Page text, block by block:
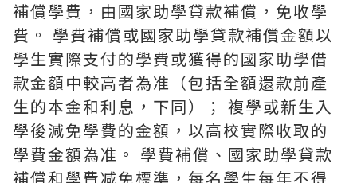
補償學費，由國家助學貸款補償，免收學
費。 學費補償或國家助學貸款補償金額以
學生實際支付的學費或獲得的國家助學借
款金額中較高者為准（包括全額還款前產
生的本金和利息，下同）； 複學或新生入
學後減免學費的金額，以高校實際收取的
學費金額為准。 學費補償、國家助學貸款
補償和學費减免標準，每名學生每年不得